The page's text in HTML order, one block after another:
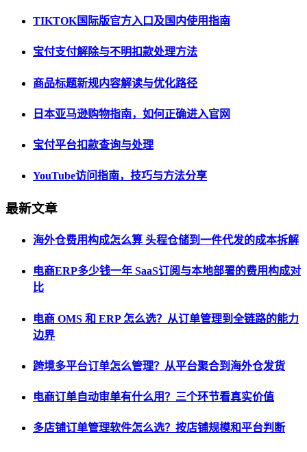
TIKTOK国际版官方入口及国内使用指南
宝付支付解除与不明扣款处理方法
商品标题新规内容解读与优化路径
日本亚马逊购物指南，如何正确进入官网
宝付平台扣款查询与处理
YouTube访问指南，技巧与方法分享
最新文章
海外仓费用构成怎么算 头程仓储到一件代发的成本拆解
电商ERP多少钱一年 SaaS订阅与本地部署的费用构成对
比
电商 OMS 和 ERP 怎么选？从订单管理到全链路的能力
边界
跨境多平台订单怎么管理？从平台聚合到海外仓发货
电商订单自动审单有什么用？三个环节看真实价值
多店铺订单管理软件怎么选？按店铺规模和平台判断